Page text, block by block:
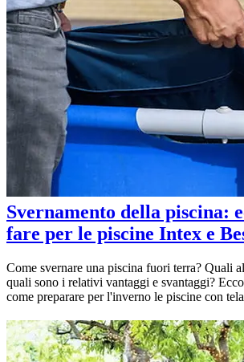
Svernamento della piscina:
fare per le piscine Intex e
Come svernare una piscina fuori terra? Quali
quali sono i relativi vantaggi e svantaggi?
come preparare per l'inverno le piscine con